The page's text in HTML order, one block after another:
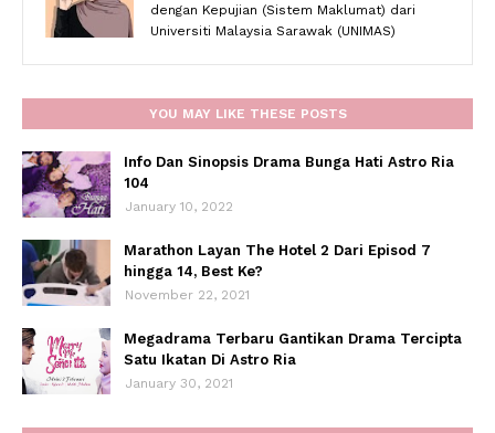
dengan Kepujian (Sistem Maklumat) dari
Universiti Malaysia Sarawak (UNIMAS)
YOU MAY LIKE THESE POSTS
Info Dan Sinopsis Drama Bunga Hati Astro Ria
104
January 10, 2022
Marathon Layan The Hotel 2 Dari Episod 7
hingga 14, Best Ke?
November 22, 2021
Megadrama Terbaru Gantikan Drama Tercipta
Satu Ikatan Di Astro Ria
January 30, 2021